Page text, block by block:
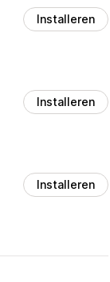
Installeren
Installeren
Installeren